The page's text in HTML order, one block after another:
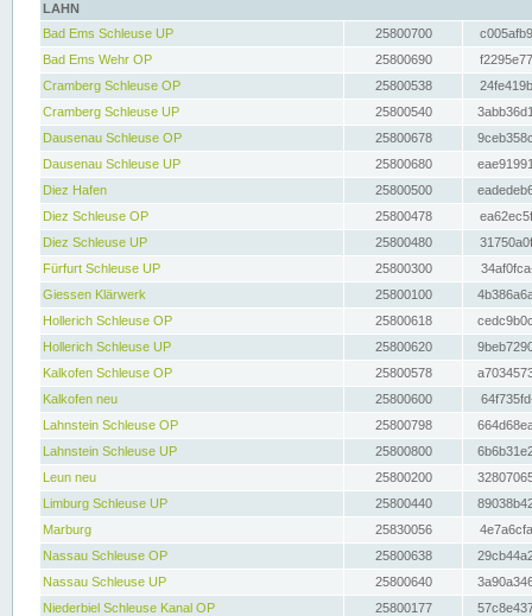
LAHN
Bad Ems Schleuse UP
25800700
Bad Ems Wehr OP
25800690
Cramberg Schleuse OP
25800538
Cramberg Schleuse UP
25800540
Dausenau Schleuse OP
25800678
Dausenau Schleuse UP
25800680
Diez Hafen
25800500
Diez Schleuse OP
25800478
Diez Schleuse UP
25800480
Fürfurt Schleuse UP
25800300
Giessen Klärwerk
25800100
Hollerich Schleuse OP
25800618
Hollerich Schleuse UP
25800620
Kalkofen Schleuse OP
25800578
Kalkofen neu
25800600
Lahnstein Schleuse OP
25800798
Lahnstein Schleuse UP
25800800
Leun neu
25800200
Limburg Schleuse UP
25800440
Marburg
25830056
Nassau Schleuse OP
25800638
Nassau Schleuse UP
25800640
Niederbiel Schleuse Kanal OP
25800177